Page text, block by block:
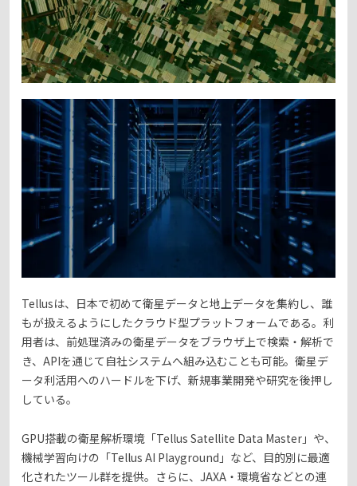
Tellusは、日本で初めて衛星データと地上データを集約し、誰
もが扱えるようにしたクラウド型プラットフォームである。利
用者は、前処理済みの衛星データをブラウザ上で検索・解析で
き、APIを通じて自社システムへ組み込むことも可能。衛星デ
ータ利活用へのハードルを下げ、新規事業開発や研究を後押し
している。
GPU搭載の衛星解析環境「Tellus Satellite Data Master」や、
機械学習向けの「Tellus AI Playground」など、目的別に最適
化されたツール群を提供。さらに、JAXA・環境省などとの連